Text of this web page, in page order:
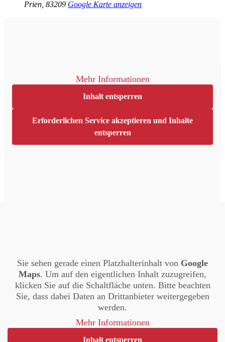
Prien 83209 Google Karte anzeigen
Mehr Informationen
Inhalt entsperren
Erforderlichen Service akzeptieren und Inhalte
entsperren
Sie sehen gerade einen Platzhalterinhalt von Google
Maps. Um auf den eigentlichen Inhalt zuzugreifen,
klicken Sie auf die Schaltfläche unten. Bitte beachten
Sie, dass dabei Daten an Drittanbieter weitergegeben
werden.
Mehr Informationen
Inhalt entsperren